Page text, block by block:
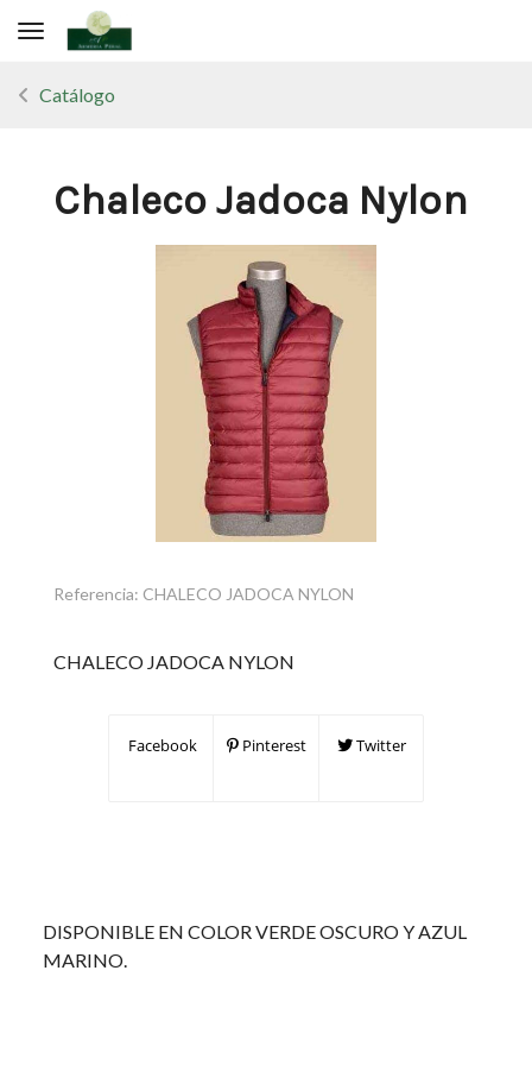
Toggle navigation
Catálogo
Chaleco Jadoca Nylon
Referencia: CHALECO JADOCA NYLON
CHALECO JADOCA NYLON
Facebook Pinterest Twitter
DISPONIBLE EN COLOR VERDE OSCURO Y AZUL
MARINO.